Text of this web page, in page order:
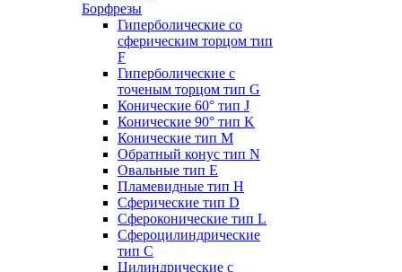
Борфрезы
Гиперболические cо
сферическим торцом тип
F
Гиперболические с
точеным торцом тип G
Конические 60° тип J
Конические 90° тип K
Конические тип M
Обратный конус тип N
Овальные тип E
Пламевидные тип H
Сферические тип D
Сфероконические тип L
Сфероцилиндрические
тип C
Цилиндрические с